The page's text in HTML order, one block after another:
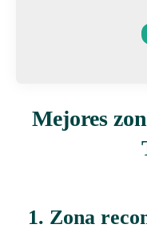
Mejores
1. Zona